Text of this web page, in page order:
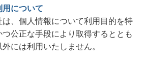
用について
、個人情報について利用目的を特
公正な手段により取得するととも
には利用いたしません。